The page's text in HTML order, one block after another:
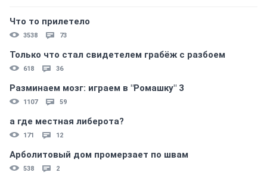
Что то прилетело
3538 73
Только что стал свидетелем грабёж с разбоем
618 36
Разминаем мозг: играем в "Ромашку" 3
1107 59
а где местная либерота?
171 12
Арболитовый дом промерзает по швам
538 2